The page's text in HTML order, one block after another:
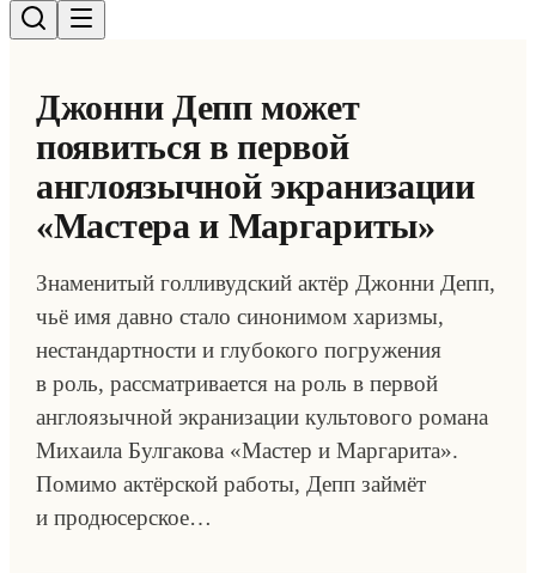
Джонни Депп может
появиться в первой
англоязычной экранизации
«Мастера и Маргариты»
Знаменитый голливудский актёр Джонни Депп,
чьё имя давно стало синонимом харизмы,
нестандартности и глубокого погружения
в роль, рассматривается на роль в первой
англоязычной экранизации культового романа
Михаила Булгакова «Мастер и Маргарита».
Помимо актёрской работы, Депп займёт
и продюсерское…